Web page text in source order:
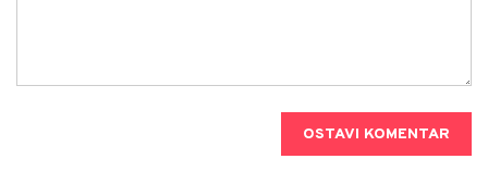
OSTAVI KOMENTAR